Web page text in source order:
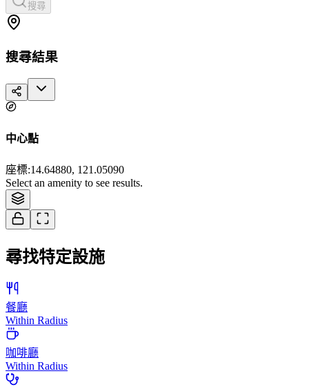
搜尋
搜尋結果
中心點
座標:14.64880, 121.05090
Select an amenity to see results.
Tiles © Esri — Source: Esri, i-cubed, USDA, USGS, AEX, GeoEye,
Getmapping, Aerogrid, IGN, IGP, and the GIS User Community
尋找特定設施
餐廳
Within Radius
咖啡廳
Within Radius